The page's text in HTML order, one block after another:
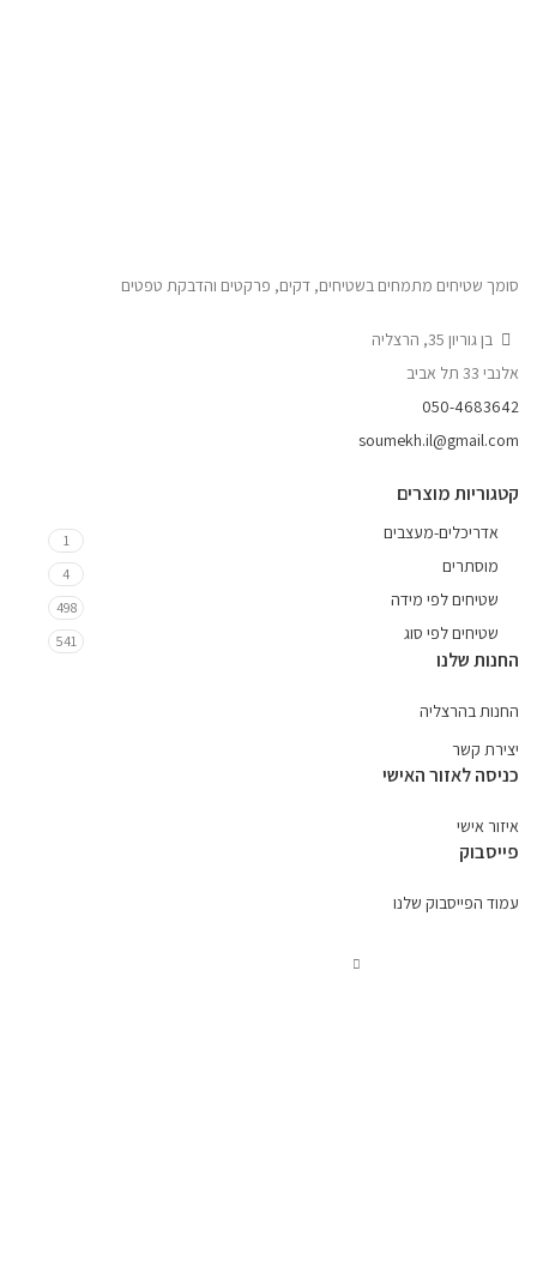
סומך שטיחים מתמחים בשטיחים, דקים, פרקטים והדבקת טפטים
בן גוריון 35, הרצליה
אלנבי 33 תל אביב
050-4683642
soumekh.il@gmail.com
קטגוריות מוצרים
אדריכלים-מעצבים 1
מוסתרים 4
שטיחים לפי מידה 498
שטיחים לפי סוג 541
החנות שלנו
החנות בהרצליה
יצירת קשר
כניסה לאזור האישי
איזור אישי
פייסבוק
עמוד הפייסבוק שלנו